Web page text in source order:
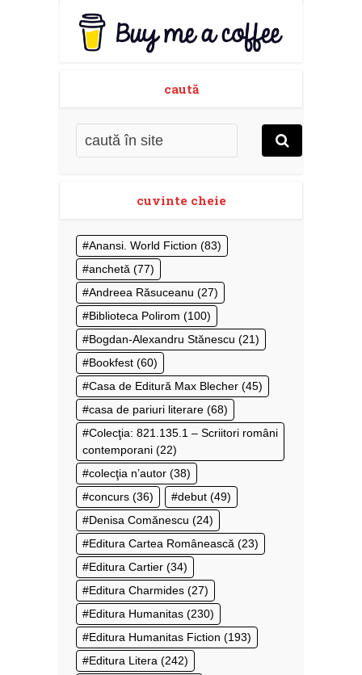
caută
cuvinte cheie
Anansi. World Fiction (83)
anchetă (77)
Andreea Răsuceanu (27)
Biblioteca Polirom (100)
Bogdan-Alexandru Stănescu (21)
Bookfest (60)
Casa de Editură Max Blecher (45)
casa de pariuri literare (68)
Colecţia: 821.135.1 – Scriitori români
contemporani (22)
colecţia n’autor (38)
concurs (36) debut (49)
Denisa Comănescu (24)
Editura Cartea Românească (23)
Editura Cartier (34)
Editura Charmides (27)
Editura Humanitas (230)
Editura Humanitas Fiction (193)
Editura Litera (242)